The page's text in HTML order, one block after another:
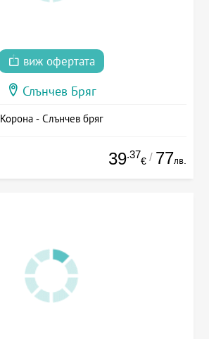
виж офертата
Слънчев Бряг
Корона - Слънчев бряг
39.37
€ / 77лв.